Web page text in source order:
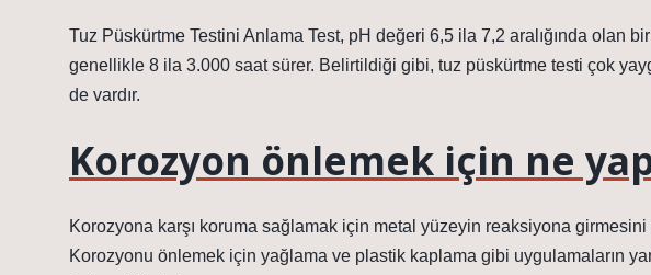
Tuz Püskürtme Testini Anlama Test, pH değeri 6,5 ila 7,2 aralığında olan
genellikle 8 ila 3.000 saat sürer. Belirtildiği gibi, tuz püskürtme testi çok
de vardır.
Korozyon önlemek için ne
Korozyona karşı koruma sağlamak için metal yüzeyin reaksiyona
Korozyonu önlemek için yağlama ve plastik kaplama gibi uygulamaların